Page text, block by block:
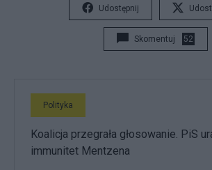
Udostępnij
Skomentuj 52
Polityka
Koalicja przegrała głosowanie. PiS
immunitet Mentzena